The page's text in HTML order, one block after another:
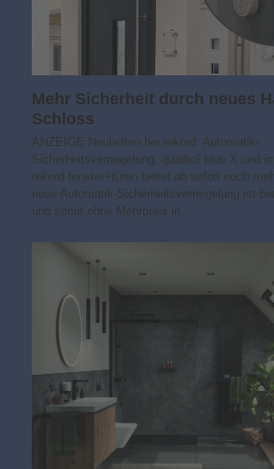
Mehr Sicherheit durch neues
Schloss
ANZEIGE Neuheiten bei rekord: Automatik-
Sicherheitsverriegelung, quadro! blue X und
rekord fenster+türen bietet ab sofort noch
neue Automatik-Sicherheitsverriegelung ist
und somit ohne Mehrpreis in…